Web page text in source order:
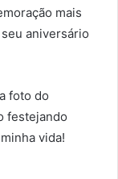
mais
aniversário
foto do
festejando
vida!